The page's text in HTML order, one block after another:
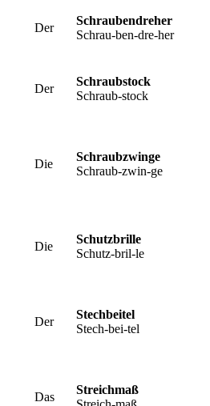
Der
Schraubendreher
Schrau-ben-dre-her
Der
Schraubstock
Schraub-stock
Die
Schraubzwinge
Schraub-zwin-ge
Die
Schutzbrille
Schutz-bril-le
Der
Stechbeitel
Stech-bei-tel
Das
Streichmaß